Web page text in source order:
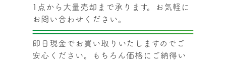
1点から大量売却まで承ります。お気軽に
お問い合わせください。
即日現金でお買い取りいたしますのでご
安心ください。もちろん価格にご納得い